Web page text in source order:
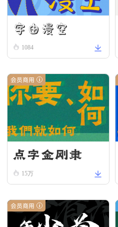
字由漫空
1084
会员商用
点字金刚隶
15万
会员商用